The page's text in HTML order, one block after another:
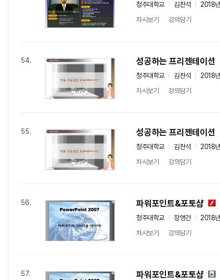
청주대학교 김찬석
2018
차시보기
강의담기
54. 성공하는 프리젠테이션
청주대학교 김찬석
2018
차시보기
강의담기
55. 성공하는 프리젠테이션
청주대학교 김찬석
2018
차시보기
강의담기
56. 파워포인트&포토샵
청주대학교 장영건
2018
차시보기
강의담기
57. 파워포인트&포토샵